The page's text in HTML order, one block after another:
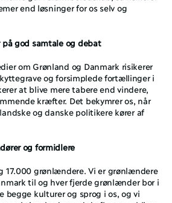
end løsninger for os selv og
god samtale og debat
om Grønland og Danmark risikerer
og forsimplede fortællinger i
at blive mere tabere end vindere,
kræfter. Det bekymrer os, når
og danske politikere kører af
og formidlere
17.000 grønlændere. Vi er grønlændere
til og hver fjerde grønlænder bor i
begge kulturer og sprog i os, og vi